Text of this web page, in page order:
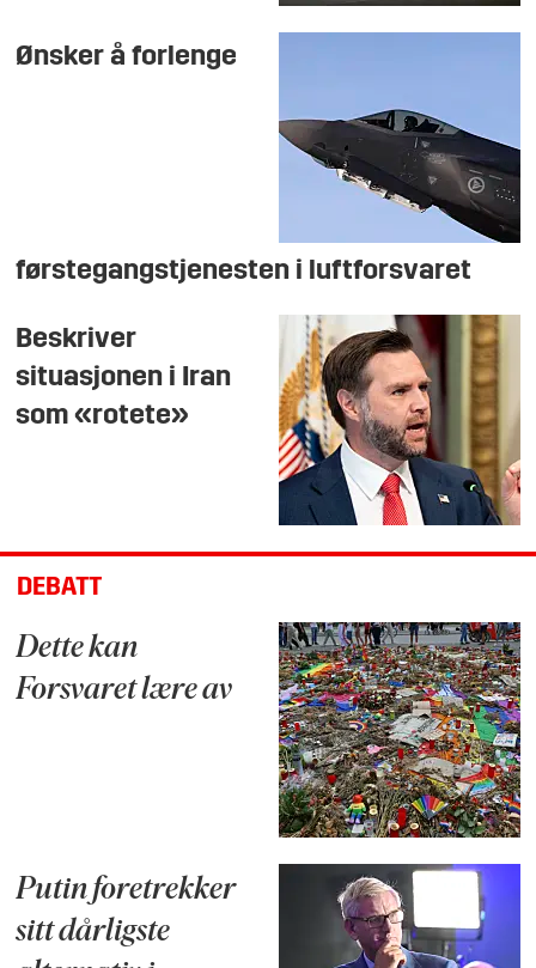
Ønsker å forlenge
førstegangstjenesten i luftforsvaret
Beskriver
situasjonen i Iran
som «rotete»
DEBATT
Dette kan
Forsvaret lære av
Putin foretrekker
sitt dårligste